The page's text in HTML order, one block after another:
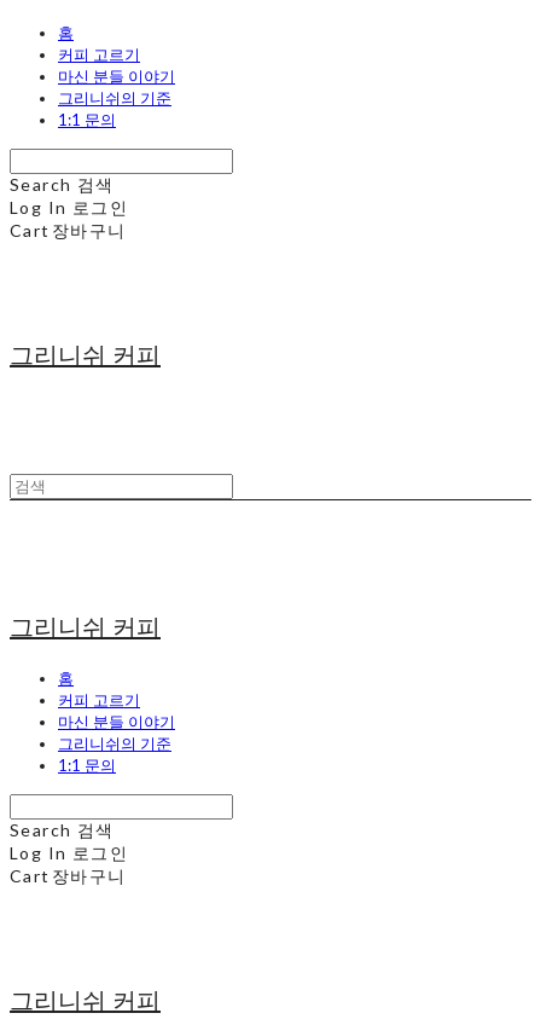
홈
커피 고르기
마신 분들 이야기
그리니쉬의 기준
1:1 문의
Search 검색
Log In 로그인
Cart 장바구니
그리니쉬 커피
그리니쉬 커피
홈
커피 고르기
마신 분들 이야기
그리니쉬의 기준
1:1 문의
Search 검색
Log In 로그인
Cart 장바구니
그리니쉬 커피